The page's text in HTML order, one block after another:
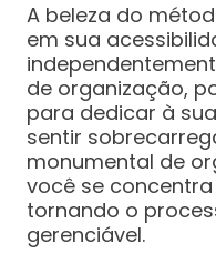
A beleza do
em sua
de organização,
para dedicar à
sentir
monumental de
você se
tornando o
gerenciável.